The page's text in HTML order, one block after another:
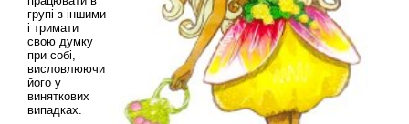
групі з іншими
і тримати
свою думку
при собі,
висловлюючи
його у
виняткових
випадках.